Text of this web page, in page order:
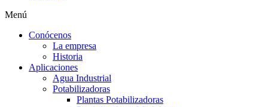
Menú
Conócenos
La empresa
Historia
Aplicaciones
Agua Industrial
Potabilizadoras
Plantas Potabilizadoras